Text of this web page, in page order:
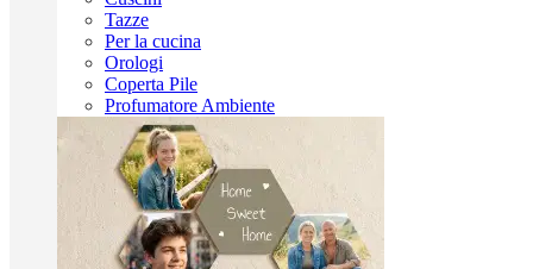
Tazze
Per la cucina
Orologi
Coperta Pile
Profumatore Ambiente